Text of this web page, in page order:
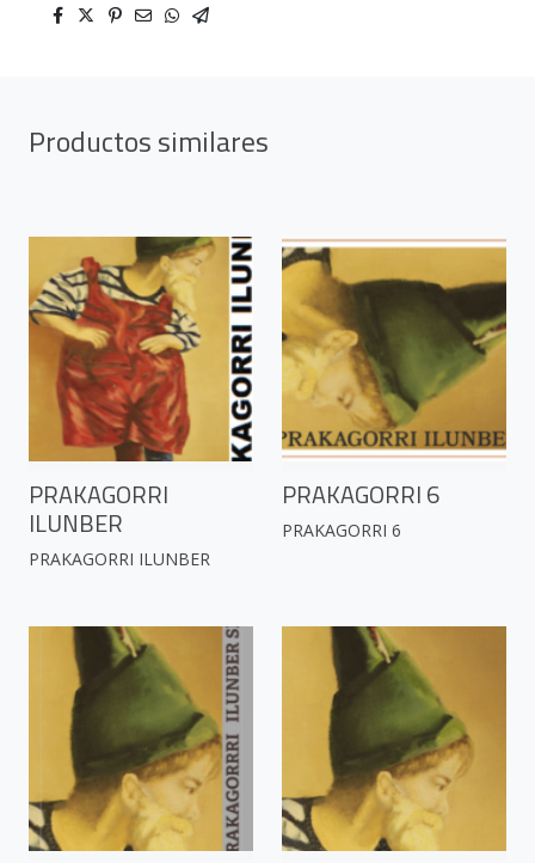
Productos similares
PRAKAGORRI
ILUNBER
PRAKAGORRI ILUNBER
PRAKAGORRI 6
PRAKAGORRI 6